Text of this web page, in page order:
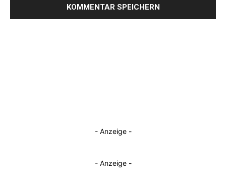
- Anzeige -
- Anzeige -